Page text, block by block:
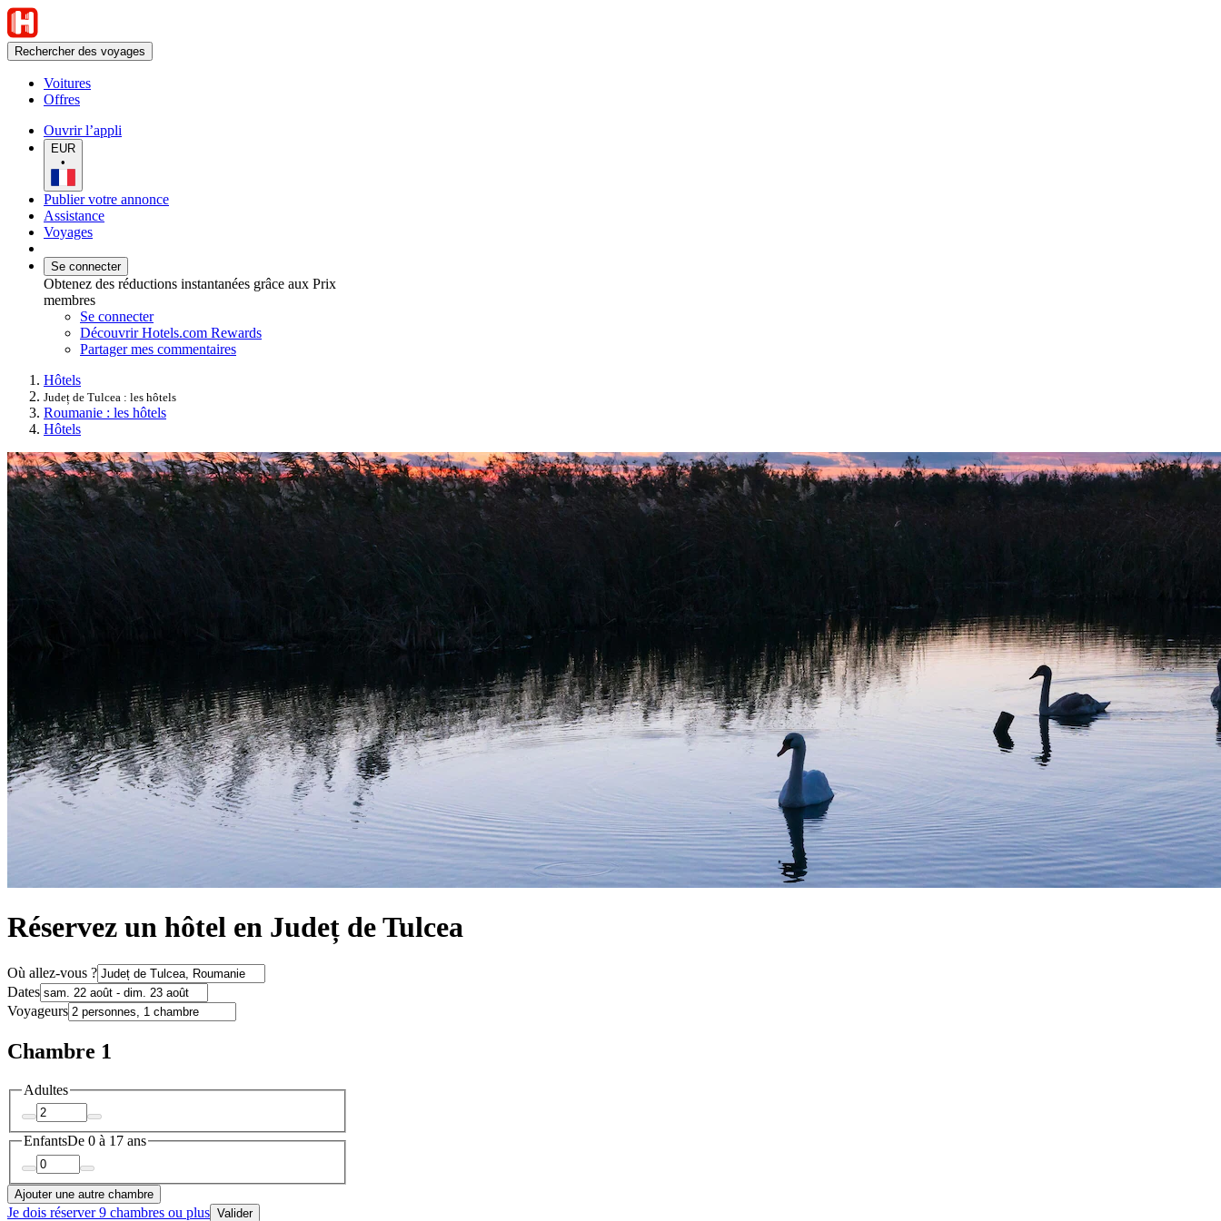
Rechercher des voyages
Voitures
Offres
Ouvrir l’appli
EUR
•
Publier votre annonce
Assistance
Voyages
Se connecter
Obtenez des réductions instantanées grâce aux Prix
membres
Se connecter
Découvrir Hotels.com Rewards
Partager mes commentaires
Hôtels
Județ de Tulcea : les hôtels
Roumanie : les hôtels
Hôtels
Réservez un hôtel en Județ de Tulcea
Où allez-vous ?
Dates
Voyageurs
Chambre 1
Adultes
EnfantsDe 0 à 17 ans
Ajouter une autre chambre
Je dois réserver 9 chambres ou plus Valider